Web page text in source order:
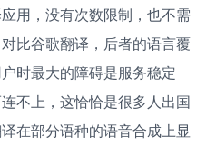
用，没有次数限制，也不需
比谷歌翻译，后者的语言覆
时最大的障碍是服务稳定
不上，这恰恰是很多人出国
在部分语种的语音合成上显